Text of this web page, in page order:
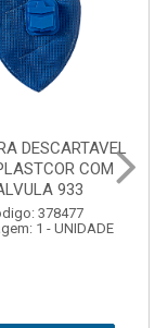
DESCARTAVEL
COM
933
378477
1 - UNIDADE